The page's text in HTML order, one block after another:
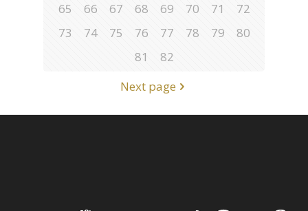
65
66 67 68 69 70 71
72
73
74 75 76 77 78 79
80
81
82
Next page